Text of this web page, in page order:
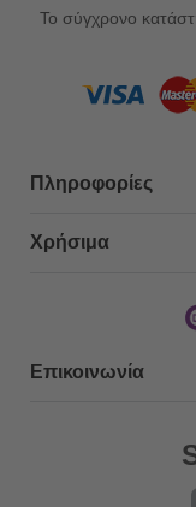
Το σύγχρονο
Πληροφορίες
Χρήσιμα
Επικοινωνία